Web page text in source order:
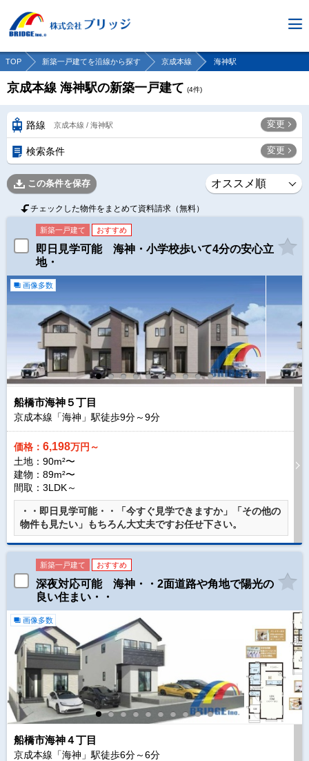
TOP 新築一戸建てを沿線から探す 京成本線 海神駅
京成本線 海神駅の新築一戸建て (4件)
路線 京成本線 / 海神駅 変更
検索条件 変更
この条件を保存
チェックした物件をまとめて資料請求（無料）
新築一戸建て おすすめ
即日見学可能 海神・小学校歩いて4分の安心立
地・
画像多数
船橋市海神５丁目
京成本線「海神」駅徒歩9分～9分
価格： 6,198万円～
土地：90m²〜
建物：89m²〜
間取：3LDK～
・・即日見学可能・・「今すぐ見学できますか」「その他の
物件も見たい」もちろん大丈夫ですお任せ下さい。
新築一戸建て おすすめ
深夜対応可能 海神・・2面道路や角地で陽光の
良い住まい・・
画像多数
船橋市海神４丁目
京成本線「海神」駅徒歩6分～6分